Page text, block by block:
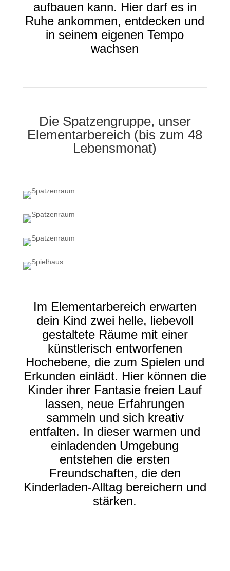
aufbauen kann. Hier darf es in
Ruhe ankommen, entdecken und
in seinem eigenen Tempo
wachsen
Die Spatzengruppe, unser
Elementarbereich (bis zum 48
Lebensmonat)
Im Elementarbereich erwarten
dein Kind zwei helle, liebevoll
gestaltete Räume mit einer
künstlerisch entworfenen
Hochebene, die zum Spielen und
Erkunden einlädt. Hier können die
Kinder ihrer Fantasie freien Lauf
lassen, neue Erfahrungen
sammeln und sich kreativ
entfalten. In dieser warmen und
einladenden Umgebung
entstehen die ersten
Freundschaften, die den
Kinderladen-Alltag bereichern und
stärken.